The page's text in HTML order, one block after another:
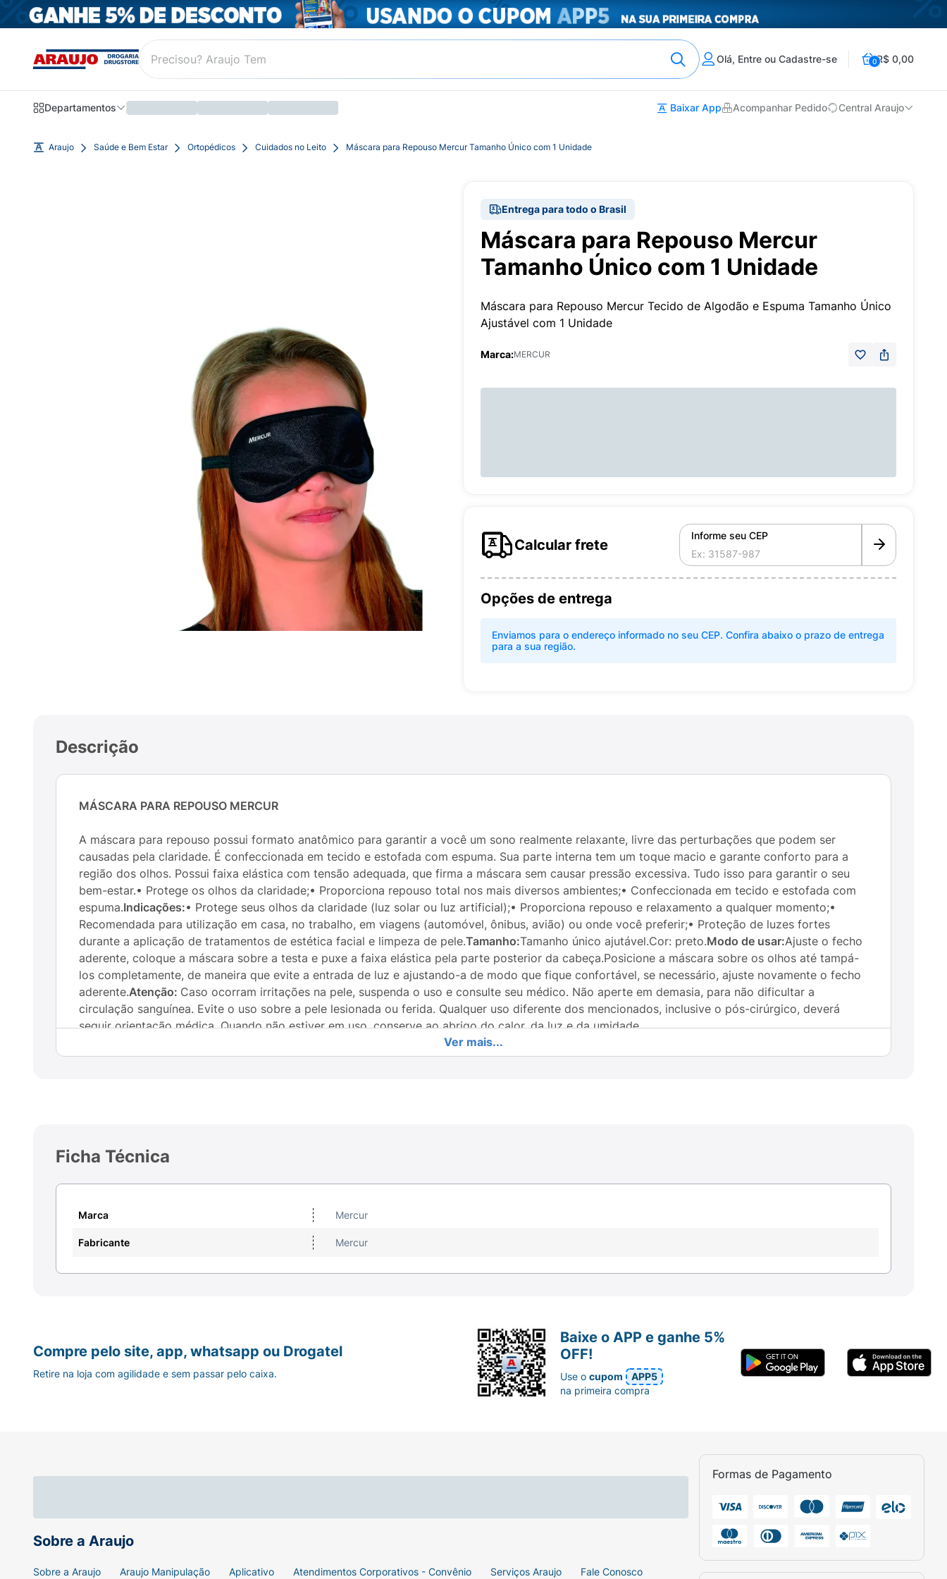
Olá, Entre ou Cadastre-se 0R$ 0,00
Departamentos Baixar App Acompanhar Pedido Central Araujo
Araujo Saúde e Bem Estar Ortopédicos Cuidados no Leito Máscara para Repouso Mercur Tamanho Único com 1 Unidade
Entrega para todo o Brasil
Máscara para Repouso Mercur
Tamanho Único com 1 Unidade
Máscara para Repouso Mercur Tecido de Algodão e Espuma Tamanho Único
Ajustável com 1 Unidade
Marca:MERCUR
Calcular frete
Informe seu CEP
Opções de entrega
Enviamos para o endereço informado no seu CEP. Confira abaixo o prazo de entrega
para a sua região.
Descrição
MÁSCARA PARA REPOUSO MERCUR
A máscara para repouso possui formato anatômico para garantir a você um sono realmente relaxante, livre das perturbações que podem ser
causadas pela claridade. É confeccionada em tecido e estofada com espuma. Sua parte interna tem um toque macio e garante conforto para a
região dos olhos. Possui faixa elástica com tensão adequada, que firma a máscara sem causar pressão excessiva. Tudo isso para garantir o seu
bem-estar.• Protege os olhos da claridade;• Proporciona repouso total nos mais diversos ambientes;• Confeccionada em tecido e estofada com
espuma.Indicações:• Protege seus olhos da claridade (luz solar ou luz artificial);• Proporciona repouso e relaxamento a qualquer momento;•
Recomendada para utilização em casa, no trabalho, em viagens (automóvel, ônibus, avião) ou onde você preferir;• Proteção de luzes fortes
durante a aplicação de tratamentos de estética facial e limpeza de pele.Tamanho:Tamanho único ajutável.Cor: preto.Modo de usar:Ajuste o fecho
aderente, coloque a máscara sobre a testa e puxe a faixa elástica pela parte posterior da cabeça.Posicione a máscara sobre os olhos até tampá-
los completamente, de maneira que evite a entrada de luz e ajustando-a de modo que fique confortável, se necessário, ajuste novamente o fecho
aderente.Atenção: Caso ocorram irritações na pele, suspenda o uso e consulte seu médico. Não aperte em demasia, para não dificultar a
circulação sanguínea. Evite o uso sobre a pele lesionada ou ferida. Qualquer uso diferente dos mencionados, inclusive o pós-cirúrgico, deverá
seguir orientação médica. Quando não estiver em uso, conserve ao abrigo do calor, da luz e da umidade.
Ver mais...
Ficha Técnica
Marca Mercur
Fabricante Mercur
Sobre a Araujo
Sobre a Araujo Araujo Manipulação Aplicativo Atendimentos Corporativos - Convênio Serviços Araujo
Fale Conosco
Formas de Pagamento
Compre pelo site, app, whatsapp ou Drogatel
Retire na loja com agilidade e sem passar pelo caixa.
Baixe o APP e ganhe 5%
OFF!
Use ocupom
APP5
na primeira compra